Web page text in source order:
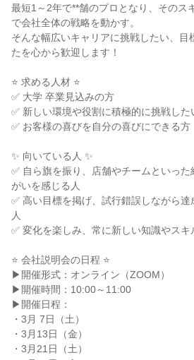
最短1～2年で**舗のプロとなり、そのス
で会社全体の戦略を動かす。
そんな幅広いキャリアに挑戦したい、目
たを心から歓迎します！
⭐ 求める人材 ⭐
✅ 大学 卒業見込みの方
✅ 新しい環境や役割に積極的に挑戦した
✅ お客様の喜びを自分の喜びにできる方
✨ 向いている人 ✨
✅ 自ら旗を振り、店舗やチームといった
がいを感じる人
✅ 高い目標を掲げ、試行錯誤しながら
人
✅ 変化を楽しみ、常に新しい知識やスキ
⭐ 会社説明会の日程 ⭐
▶開催形式：オンライン（ZOOM）
▶開催時間：10:00～11:00
▶開催日程：
・3月 7日（土）
・3月13日（金）
・3月21日（土）